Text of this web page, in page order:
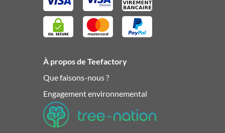
À propos de Teefactory
Que faisons-nous ?
Engagement environnemental